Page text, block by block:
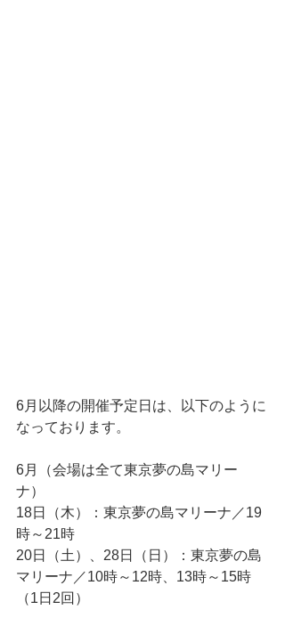
6月以降の開催予定日は、以下のように
なっております。
6月（会場は全て東京夢の島マリー
ナ）
18日（木）：東京夢の島マリーナ／19
時～21時
20日（土）、28日（日）：東京夢の島
マリーナ／10時～12時、13時～15時
（1日2回）